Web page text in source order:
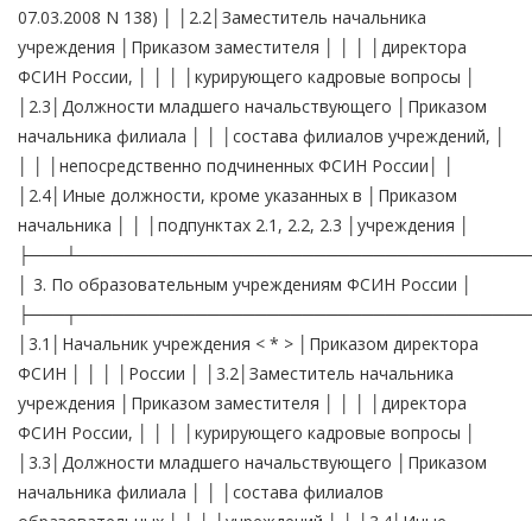
07.03.2008 N 138) │ │2.2│Заместитель начальника
учреждения │Приказом заместителя │ │ │ │директора
ФСИН России, │ │ │ │курирующего кадровые вопросы │
│2.3│Должности младшего начальствующего │Приказом
начальника филиала │ │ │состава филиалов учреждений, │
│ │ │непосредственно подчиненных ФСИН России│ │
│2.4│Иные должности, кроме указанных в │Приказом
начальника │ │ │подпунктах 2.1, 2.2, 2.3 │учреждения │
│ 3. По образовательным учреждениям ФСИН России │
│3.1│Начальник учреждения < * > │Приказом директора
ФСИН │ │ │ │России │ │3.2│Заместитель начальника
учреждения │Приказом заместителя │ │ │ │директора
ФСИН России, │ │ │ │курирующего кадровые вопросы │
│3.3│Должности младшего начальствующего │Приказом
начальника филиала │ │ │состава филиалов